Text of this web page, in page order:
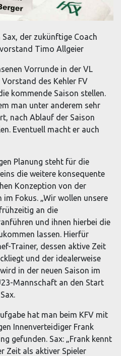
der zukünftige Coach
Timo Allgeier
Vorrunde in der VL
des Kehler FV
kommende Saison stellen.
man unter anderem sehr
nach Ablauf der Saison
Eventuell macht er auch
Planung steht für die
die weitere konsequente
Konzeption von der
Fokus. „Wir wollen unsere
an die
und ihnen hierbei die
lassen. Hierfür
Trainer, dessen aktive Zeit
und der idealerweise
in der neuen Saison im
Mannschaft an den Start
hat man beim KFV mit
Innenverteidiger Frank
gefunden. Sax: „Frank kennt
Zeit als aktiver Spieler